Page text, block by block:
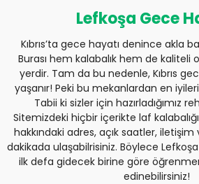
Lefkoşa Gece
Kıbrıs’ta gece hayatı denince akla
Burası hem kalabalık hem de kaliteli
yerdir. Tam da bu nedenle, Kıbrıs
yaşanır! Peki bu mekanlardan en
Tabii ki sizler için hazırladığımız
Sitemizdeki hiçbir içerikte laf
hakkındaki adres, açık saatler,
dakikada ulaşabilrisiniz. Böylece
ilk defa gidecek birine göre
edinebilirsiniz!